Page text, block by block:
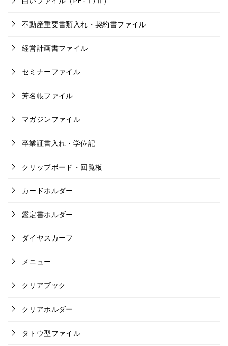
不動産重要書類入れ・契約書ファイル
経営計画書ファイル
セミナーファイル
芳名帳ファイル
マガジンファイル
卒業証書入れ・学位記
クリップボード・回覧板
カードホルダー
鑑定書ホルダー
ダイヤスカーフ
メニュー
クリアブック
クリアホルダー
タトウ型ファイル